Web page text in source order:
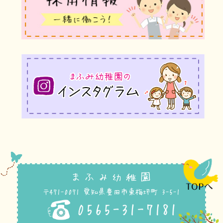
まふみ幼稚園
〒471-0071 愛知県豊田市東梅坪町 3-5-1